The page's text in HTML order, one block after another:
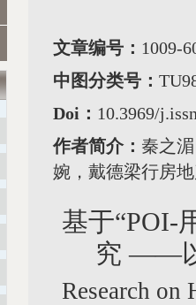
文章编号： 1009-
中图分类号：
Doi： 10.3969/
作者简介： 秦之
婉，戴德梁行房
基于“POI-
究 ——
Research on